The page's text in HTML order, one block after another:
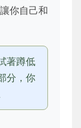
你自己和
著蹲低
分，你